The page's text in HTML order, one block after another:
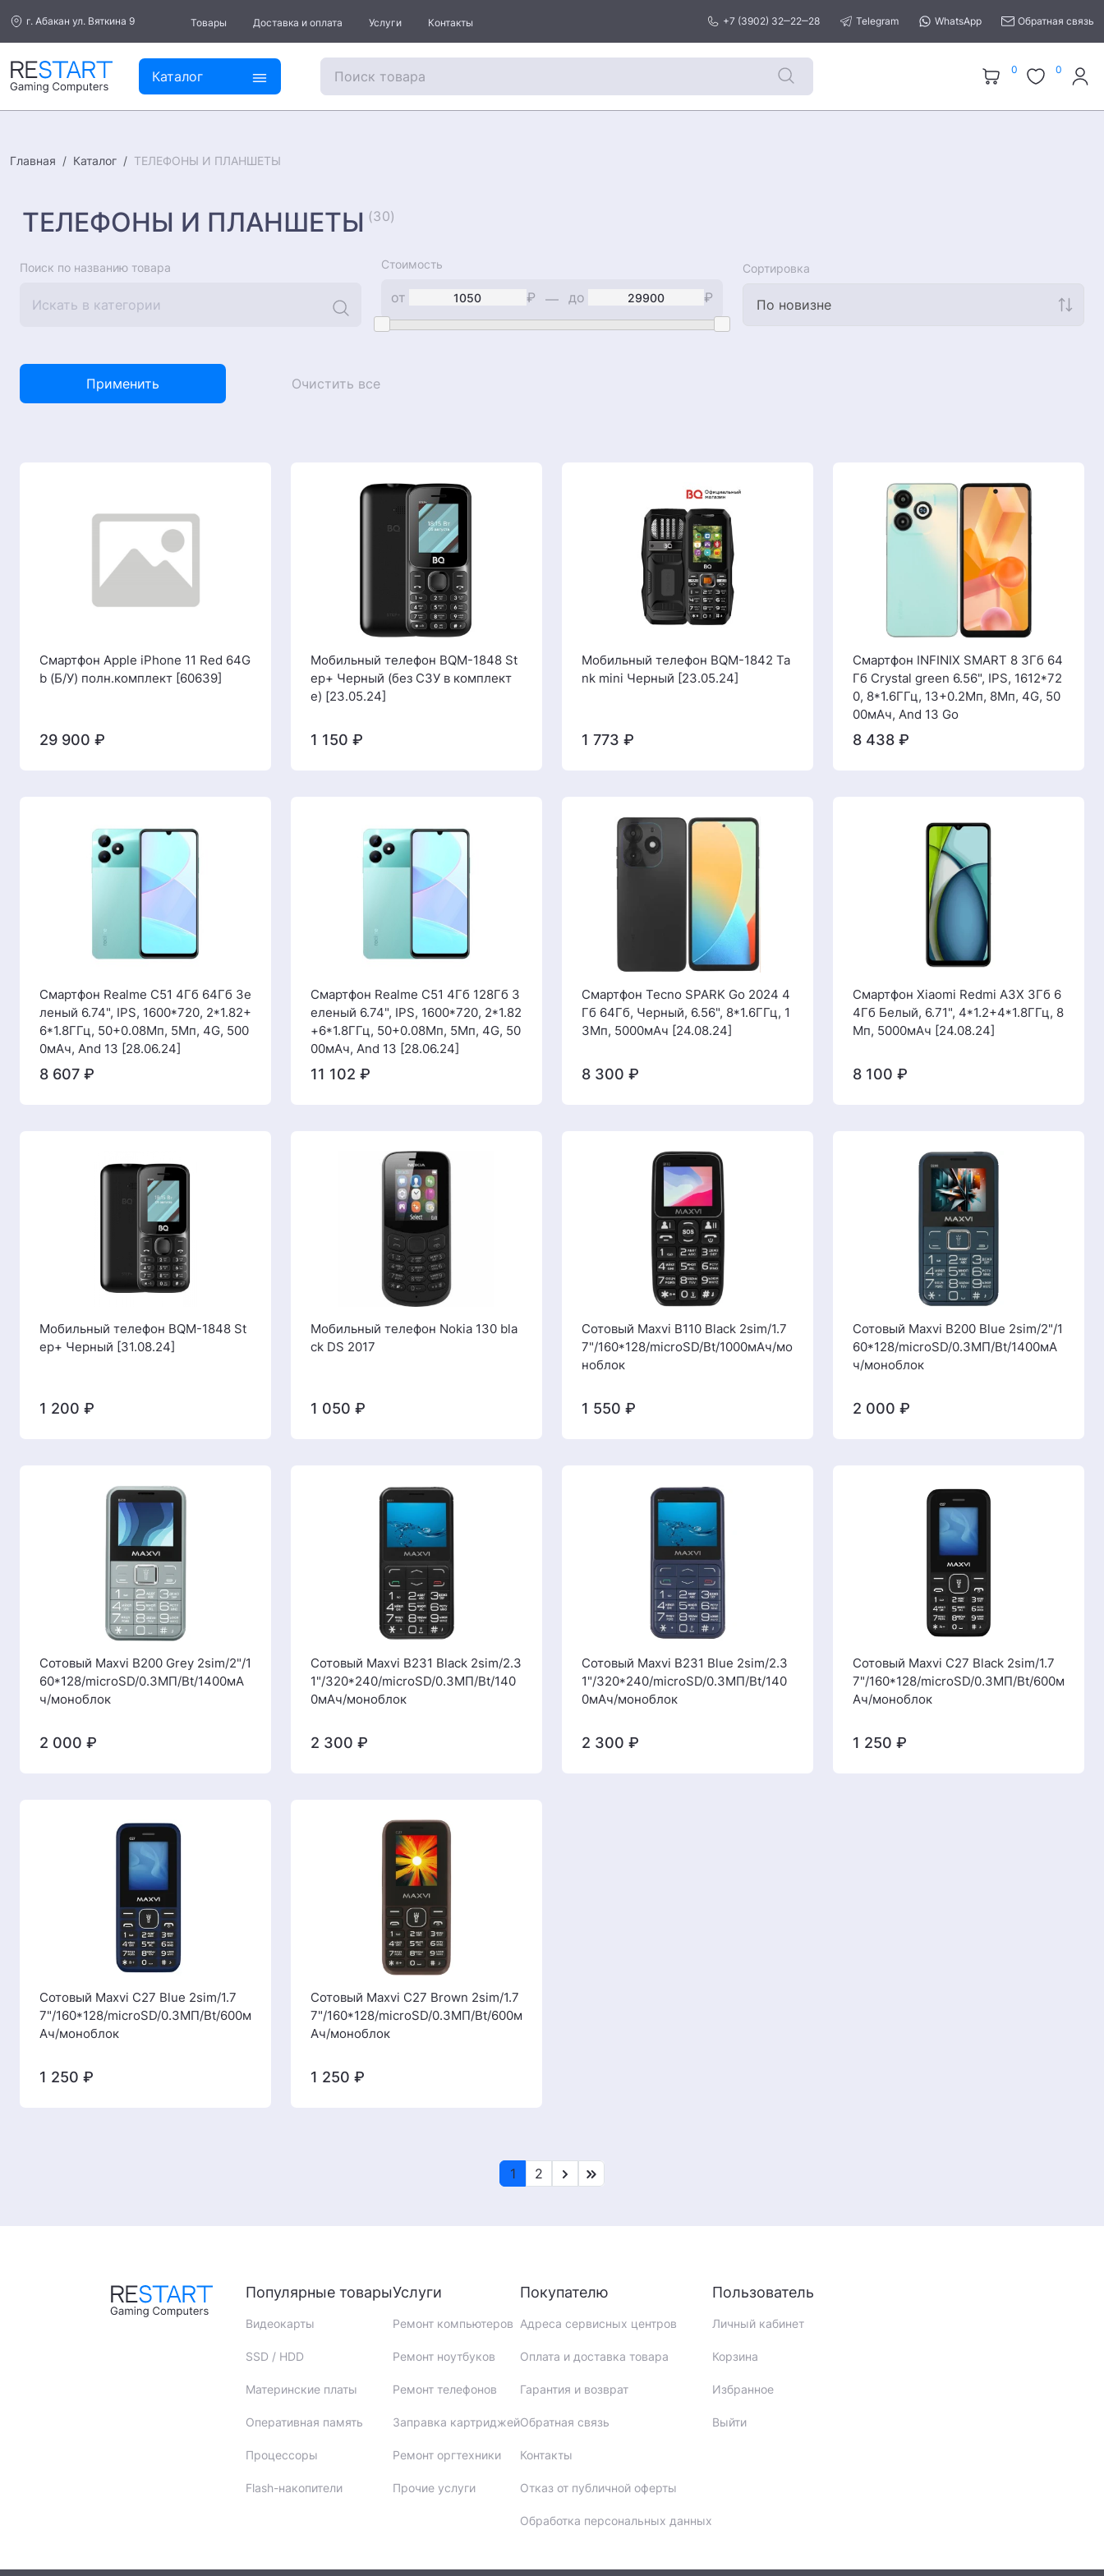
г. Абакан ул. Вяткина 9 Товары Доставка и оплата Услуги Контакты +7 (3902) 32‒22‒28 Telegram WhatsApp Обратная связь
Каталог 0 0
Главная Каталог ТЕЛЕФОНЫ И ПЛАНШЕТЫ
ТЕЛЕФОНЫ И ПЛАНШЕТЫ (30)
Поиск по названию товара Стоимость
от ₽ — до ₽
Сортировка
По новизне
Применить Очистить все
Смартфон Apple iPhone 11 Red 64G
b (Б/У) полн.комплект [60639]
29 900 ₽
Мобильный телефон BQM-1848 St
ep+ Черный (без СЗУ в комплект
е) [23.05.24]
1 150 ₽
Мобильный телефон BQM-1842 Ta
nk mini Черный [23.05.24]
1 773 ₽
Смартфон INFINIX SMART 8 3Гб 64
Гб Crystal green 6.56", IPS, 1612*72
0, 8*1.6ГГц, 13+0.2Мп, 8Мп, 4G, 50
00мАч, And 13 Go
8 438 ₽
Смартфон Realme C51 4Гб 64Гб Зе
леный 6.74", IPS, 1600*720, 2*1.82+
6*1.8ГГц, 50+0.08Мп, 5Мп, 4G, 500
0мАч, And 13 [28.06.24]
8 607 ₽
Смартфон Realme C51 4Гб 128Гб З
еленый 6.74", IPS, 1600*720, 2*1.82
+6*1.8ГГц, 50+0.08Мп, 5Мп, 4G, 50
00мАч, And 13 [28.06.24]
11 102 ₽
Смартфон Tecno SPARK Go 2024 4
Гб 64Гб, Черный, 6.56", 8*1.6ГГц, 1
3Мп, 5000мАч [24.08.24]
8 300 ₽
Смартфон Xiaomi Redmi A3X 3Гб 6
4Гб Белый, 6.71", 4*1.2+4*1.8ГГц, 8
Мп, 5000мАч [24.08.24]
8 100 ₽
Мобильный телефон BQM-1848 St
ep+ Черный [31.08.24]
1 200 ₽
Мобильный телефон Nokia 130 bla
ck DS 2017
1 050 ₽
Сотовый Maxvi B110 Black 2sim/1.7
7"/160*128/microSD/Bt/1000мАч/мо
ноблок
1 550 ₽
Сотовый Maxvi B200 Blue 2sim/2"/1
60*128/microSD/0.3МП/Bt/1400мА
ч/моноблок
2 000 ₽
Сотовый Maxvi B200 Grey 2sim/2"/1
60*128/microSD/0.3МП/Bt/1400мА
ч/моноблок
2 000 ₽
Сотовый Maxvi B231 Black 2sim/2.3
1"/320*240/microSD/0.3МП/Bt/140
0мАч/моноблок
2 300 ₽
Сотовый Maxvi B231 Blue 2sim/2.3
1"/320*240/microSD/0.3МП/Bt/140
0мАч/моноблок
2 300 ₽
Сотовый Maxvi C27 Black 2sim/1.7
7"/160*128/microSD/0.3МП/Bt/600м
Ач/моноблок
1 250 ₽
Сотовый Maxvi C27 Blue 2sim/1.7
7"/160*128/microSD/0.3МП/Bt/600м
Ач/моноблок
1 250 ₽
Сотовый Maxvi C27 Brown 2sim/1.7
7"/160*128/microSD/0.3МП/Bt/600м
Ач/моноблок
1 250 ₽
1 2
Популярные товары
Видеокарты
SSD / HDD
Материнские платы
Оперативная память
Процессоры
Flash-накопители
Услуги
Ремонт компьютеров
Ремонт ноутбуков
Ремонт телефонов
Заправка картриджей
Ремонт оргтехники
Прочие услуги
Покупателю
Адреса сервисных центров
Оплата и доставка товара
Гарантия и возврат
Обратная связь
Контакты
Отказ от публичной оферты
Обработка персональных данных
Пользователь
Личный кабинет
Корзина
Избранное
Выйти